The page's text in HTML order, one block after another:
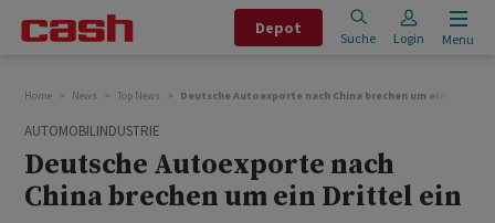
Depot
Suche Login Menu
Home News Top News Deutsche Autoexporte nach China brechen um ein Drittel
AUTOMOBILINDUSTRIE
Deutsche Autoexporte nach
China brechen um ein Drittel ein